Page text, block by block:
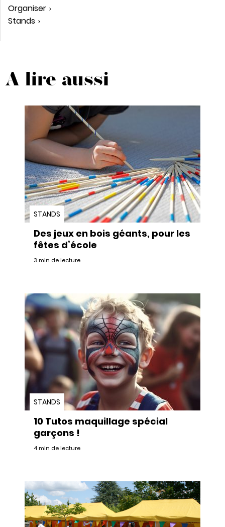
Organiser
Stands
A lire aussi
STANDS
Des jeux en bois géants, pour les
fêtes d’école
3 min de lecture
STANDS
10 Tutos maquillage spécial
garçons !
4 min de lecture